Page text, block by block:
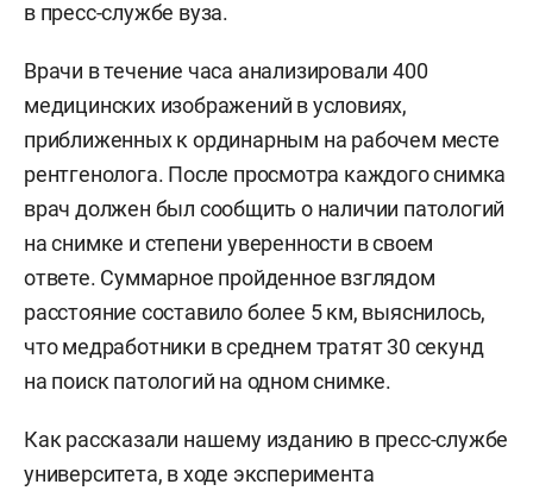
в пресс-службе вуза.
Врачи в течение часа анализировали 400
медицинских изображений в условиях,
приближенных к ординарным на рабочем месте
рентгенолога. После просмотра каждого снимка
врач должен был сообщить о наличии патологий
на снимке и степени уверенности в своем
ответе. Суммарное пройденное взглядом
расстояние составило более 5 км, выяснилось,
что медработники в среднем тратят 30 секунд
на поиск патологий на одном снимке.
Как рассказали нашему изданию в пресс-службе
университета, в ходе эксперимента